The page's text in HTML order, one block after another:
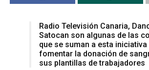
Radio Televisión Canaria,
Satocan son algunas de las
que se suman a esta iniciativa
fomentar la donación de
sus plantillas de trabajadores